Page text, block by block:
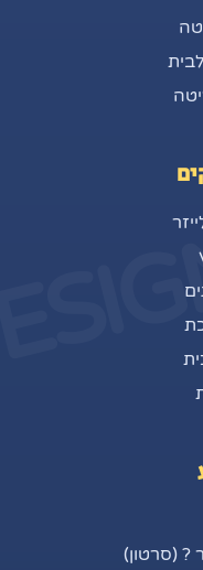
? (סרטון)